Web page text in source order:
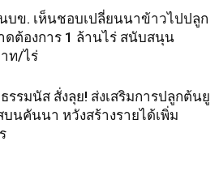
บข. เห็นชอบเปลี่ยนนาข้าวไปปลูก
ต้องการ 1 ล้านไร่ สนับสนุน
ท/ไร่
ธรรมนัส สั่งลุย! ส่งเสริมการปลูกต้นยู
นคันนา หวังสร้างรายได้เพิ่ม